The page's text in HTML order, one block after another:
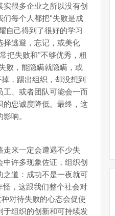
很多企业之所以没有创
每个人都把“失败是成
自己得到了很好的学习
择逃避，忘记，或美化
把失败和“不够优秀，粗
败，能隐瞒就隐瞒，或
，踢出组织，却没想到
、或者团队可能会一而
的忠诚度降低。最终，这
响。
来一定会遭遇不少失
许多现象佐证，组织创
之道：成功不是一夜就可
怪，这跟我们整个社会对
对待失败的心态会促使
于组织的创新和可持续发